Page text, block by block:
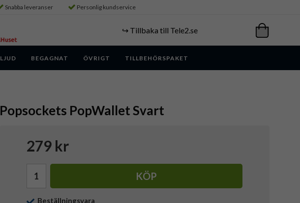
Snabba leveranser Personlig kundservice
↪️ Tillbaka till Tele2.se
LJUD BEGAGNAT ÖVRIGT TILLBEHÖRSPAKET
Popsockets PopWallet Svart
279 kr
KÖP
Beställningsvara